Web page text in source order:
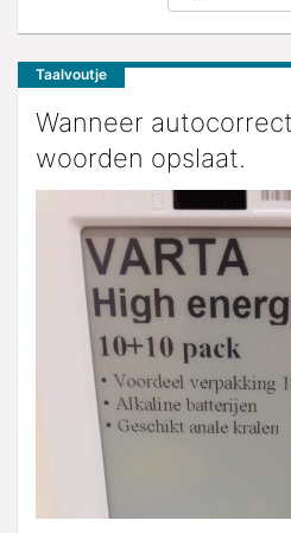
Taalvoutje
Wanneer
woorden opslaat.